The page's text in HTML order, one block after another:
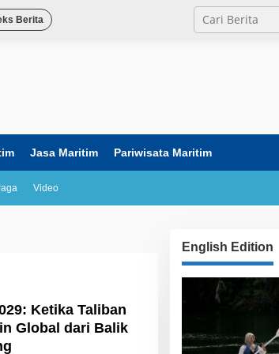
Berita
Jasa Maritim Pariwisata Maritim
Video
Ketika Taliban
Global dari Balik
English Edition